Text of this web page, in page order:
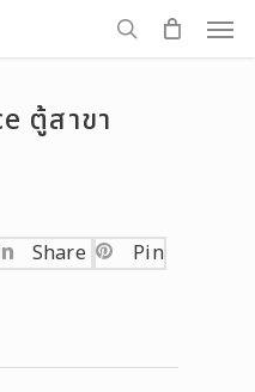
search
ตู้สาขา
Share
Pin